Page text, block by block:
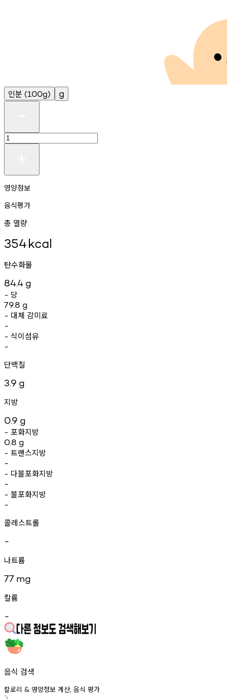
인분 (100g) g
영양정보
음식평가
총 열량
354kcal
탄수화물
84.4 g
- 당
79.8 g
- 대체 감미료
-
- 식이섬유
-
단백질
3.9 g
지방
0.9 g
- 포화지방
0.8 g
- 트랜스지방
-
- 다불포화지방
-
- 불포화지방
-
콜레스트롤
-
나트륨
77 mg
칼륨
-
음식 검색
칼로리 & 영양정보 계산, 음식 평가